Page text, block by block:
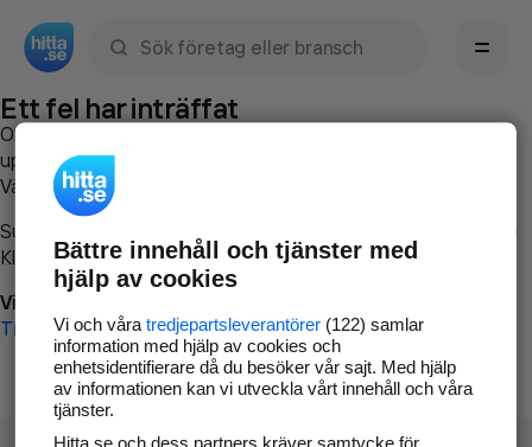
Ett fel har inträffat
Om du vill kan du
uppstod så att vi lättare och snabbare kan avhjälpa det.
Vänligen försök med följande:
Surfa till
Klicka påTillbaka-knappen i webbläsaren och försök igen
Vi beklagar besväret!
Till startsidan
Bättre innehåll och tjänster med
hjälp av cookies
Vi och våra tredjepartsleverantörer(122) samlar
information med hjälp av cookies och
enhetsidentifierare då du besöker vår sajt. Med hjälp
av informationen kan vi utveckla vårt innehåll och våra
tjänster.
Hitta.se och dess partners kräver samtycke för